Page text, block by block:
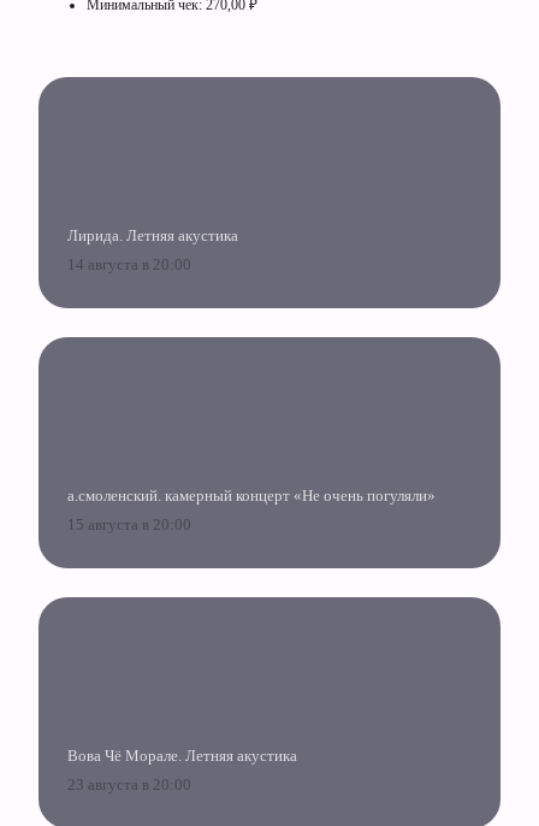
Минимальный чек: 270,00 ₽
Лирида. Летняя акустика
14 августа в 20:00
а.смоленский. камерный концерт «Не очень погуляли»
15 августа в 20:00
Вова Чё Морале. Летняя акустика
23 августа в 20:00